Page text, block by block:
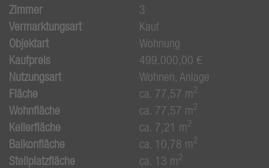
Zimmer
3
Vermarktungsart
Kauf
Objektart
Wohnung
Kaufpreis
499.000,00 €
Nutzungsart
Wohnen Anlage
Fläche
ca. 77,57 m2
Wohnfläche ca. 77,57 m2
Kellerfläche ca. 7,21 m2
Balkonfläche ca. 10,78 m2
Stellplatzfläche ca. 13 m2